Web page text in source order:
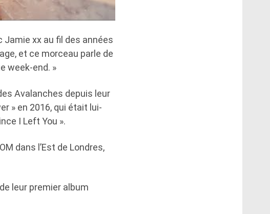
Jamie xx au fil des années
et ce morceau parle de
week-end. »
Avalanches depuis leur
» en 2016, qui était lui-
I Left You ».
dans l’Est de Londres,
leur premier album